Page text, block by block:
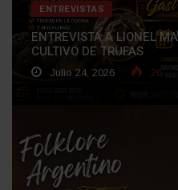
ENTREVISTAS
ENTREVISTA A LIONEL
CULTIVO DE TRUFAS
Julio 24, 2026 26